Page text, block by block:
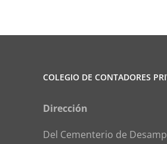
COLEGIO DE CONTADORES
Dirección
Del Cementerio de